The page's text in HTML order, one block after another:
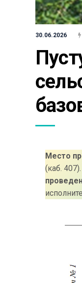
30.06.2026
Место
(каб. 407).